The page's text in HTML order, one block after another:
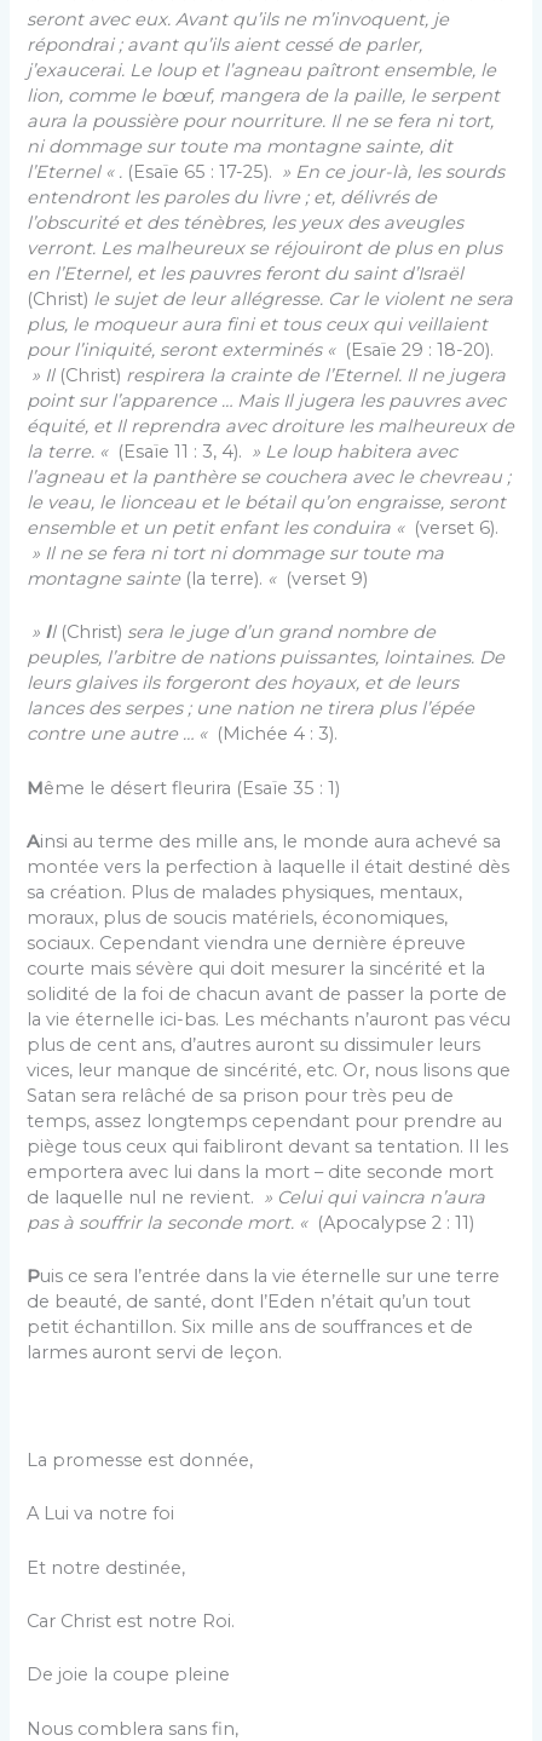
seront avec eux. Avant qu’ils ne m’invoquent, je
répondrai ; avant qu’ils aient cessé de parler,
j’exaucerai. Le loup et l’agneau paîtront ensemble, le
lion, comme le bœuf, mangera de la paille, le serpent
aura la poussière pour nourriture. Il ne se fera ni tort,
ni dommage sur toute ma montagne sainte, dit
l’Eternel « . (Esaïe 65 : 17-25). » En ce jour-là, les sourds
entendront les paroles du livre ; et, délivrés de
l’obscurité et des ténèbres, les yeux des aveugles
verront. Les malheureux se réjouiront de plus en plus
en l’Eternel, et les pauvres feront du saint d’Israël
(Christ) le sujet de leur allégresse. Car le violent ne sera
plus, le moqueur aura fini et tous ceux qui veillaient
pour l’iniquité, seront exterminés « (Esaïe 29 : 18-20).
» Il (Christ) respirera la crainte de l’Eternel. Il ne jugera
point sur l’apparence … Mais Il jugera les pauvres avec
équité, et Il reprendra avec droiture les malheureux de
la terre. « (Esaïe 11 : 3, 4). » Le loup habitera avec
l’agneau et la panthère se couchera avec le chevreau ;
le veau, le lionceau et le bétail qu’on engraisse, seront
ensemble et un petit enfant les conduira « (verset 6).
» Il ne se fera ni tort ni dommage sur toute ma
montagne sainte (la terre). « (verset 9)
» Il (Christ) sera le juge d’un grand nombre de
peuples, l’arbitre de nations puissantes, lointaines. De
leurs glaives ils forgeront des hoyaux, et de leurs
lances des serpes ; une nation ne tirera plus l’épée
contre une autre … « (Michée 4 : 3).
Même le désert fleurira (Esaïe 35 : 1)
Ainsi au terme des mille ans, le monde aura achevé sa
montée vers la perfection à laquelle il était destiné dès
sa création. Plus de malades physiques, mentaux,
moraux, plus de soucis matériels, économiques,
sociaux. Cependant viendra une dernière épreuve
courte mais sévère qui doit mesurer la sincérité et la
solidité de la foi de chacun avant de passer la porte de
la vie éternelle ici-bas. Les méchants n’auront pas vécu
plus de cent ans, d’autres auront su dissimuler leurs
vices, leur manque de sincérité, etc. Or, nous lisons que
Satan sera relâché de sa prison pour très peu de
temps, assez longtemps cependant pour prendre au
piège tous ceux qui faibliront devant sa tentation. Il les
emportera avec lui dans la mort – dite seconde mort
de laquelle nul ne revient. » Celui qui vaincra n’aura
pas à souffrir la seconde mort. « (Apocalypse 2 : 11)
Puis ce sera l’entrée dans la vie éternelle sur une terre
de beauté, de santé, dont l’Eden n’était qu’un tout
petit échantillon. Six mille ans de souffrances et de
larmes auront servi de leçon.
La promesse est donnée,
A Lui va notre foi
Et notre destinée,
Car Christ est notre Roi.
De joie la coupe pleine
Nous comblera sans fin,